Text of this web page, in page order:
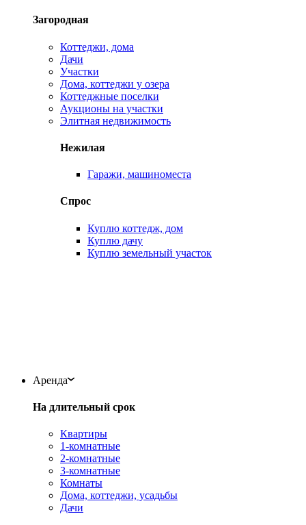
Загородная
Коттеджи, дома
Дачи
Участки
Дома, коттеджи у озера
Коттеджные поселки
Аукционы на участки
Элитная недвижимость
Нежилая
Гаражи, машиноместа
Спрос
Куплю коттедж, дом
Куплю дачу
Куплю земельный участок
Аренда
На длительный срок
Квартиры
1-комнатные
2-комнатные
3-комнатные
Комнаты
Дома, коттеджи, усадьбы
Дачи